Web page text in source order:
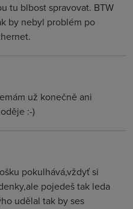
tu blbost spravovat. BTW
by nebyl problém po
už konečně ani
:-)
pokulhává,vždyť si
pojedeš tak leda
udělal tak by ses